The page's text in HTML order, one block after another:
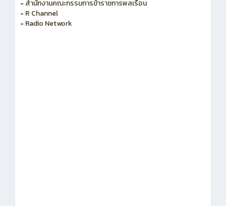
- สำนักงานคณะกรรมการพัฒนาระบบราชการ
- สำนักงานคณะกรรมการข้าราชการพลเรือน
- R Channel